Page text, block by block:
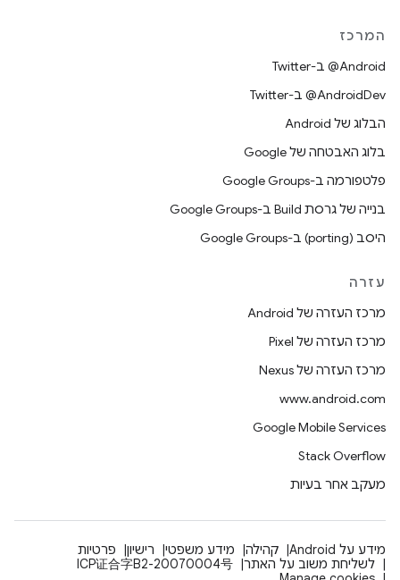
המרכז
‎@Android ב-Twitter
‎@AndroidDev ב-Twitter
הבלוג של Android
בלוג האבטחה של Google
פלטפורמה ב-Google Groups
בנייה של גרסת Build ב-Google Groups
היסב (porting) ב-Google Groups
עזרה
מרכז העזרה של Android
מרכז העזרה של Pixel
מרכז העזרה של Nexus
www.android.com
Google Mobile Services
Stack Overflow
מעקב אחר בעיות
מידע על Android קהילה מידע משפטי רישיון
פרטיות
לשליחת משוב על האתר
ICP证合字B2-20070004号